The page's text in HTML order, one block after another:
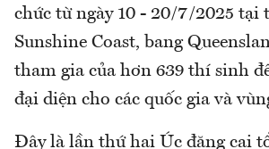
chức từ ngày 10 - 20/7/2025 tại
Sunshine Coast, bang
tham gia của hơn 639 thí sinh
đại diện cho các quốc gia và
Đây là lần thứ hai Úc đăng cai